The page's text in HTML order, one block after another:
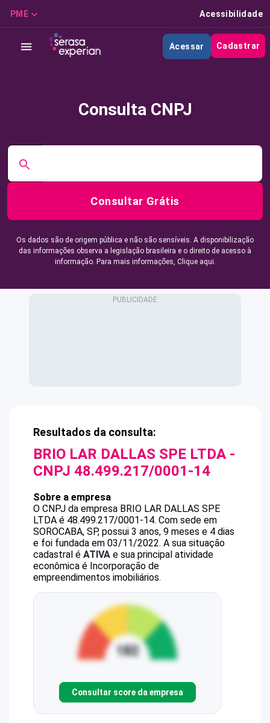
PME Acessibilidade
Acessar Cadastrar
Consulta CNPJ
Consultar Grátis
Os dados são de origem pública e não são sensíveis. A disponibilização
das informações observa a legislação brasileira e o direito de acesso à
informação. Para mais informações, Clique aqui.
Resultados da consulta:
BRIO LAR DALLAS SPE LTDA -
CNPJ 48.499.217/0001-14
Sobre a empresa
O CNPJ da empresa BRIO LAR DALLAS SPE
LTDA é 48.499.217/0001-14. Com sede em
SOROCABA, SP, possui 3 anos, 9 meses e 4 dias
e foi fundada em 03/11/2022. A sua situação
cadastral é ATIVA e sua principal atividade
econômica é Incorporação de
empreendimentos imobiliários.
Consultar score da empresa